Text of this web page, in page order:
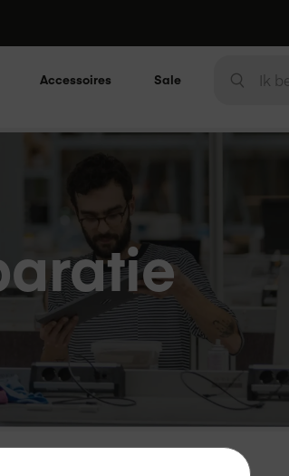
Accessoires Sale ZOEK Zoek